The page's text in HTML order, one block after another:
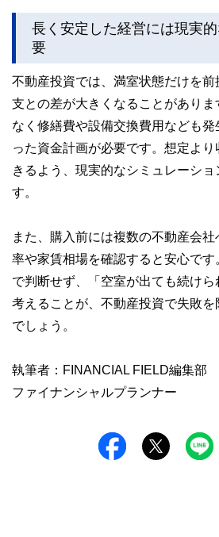
長く安定した経営には現実
要
不動産投資では、満室状態だけを前
支との差が大きくなることがあり
なく修繕費や設備交換費用なども
った資金計画が必要です。想定よ
きるよう、現実的なシミュレーシ
す。
また、購入前には複数の不動産会
率や家賃相場を確認すると安心で
で判断せず、「空室が出ても続け
考えることが、不動産投資で失敗を
でしょう。
執筆者：FINANCIAL FIELD編集部
ファイナンシャルプランナー